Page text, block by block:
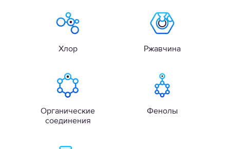
Хлор Ржавчина
Органические
соединения
Фенолы